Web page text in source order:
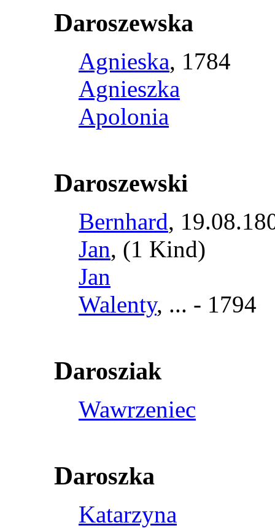
Daroszewska
Agnieska, 1784
Agnieszka
Apolonia
Daroszewski
Bernhard,
Jan, (1 Kind)
Jan
Walenty, ... - 1794
Darosziak
Wawrzeniec
Daroszka
Katarzyna